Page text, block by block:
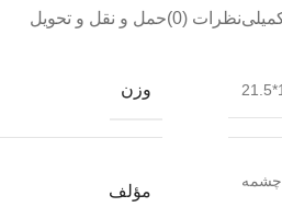
نظرات (0) حمل و نقل و تحویل
وزن
چشمه
مؤلف